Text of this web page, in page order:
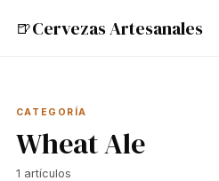
🍺Cervezas Artesanales
CATEGORÍA
Wheat Ale
1 artículos